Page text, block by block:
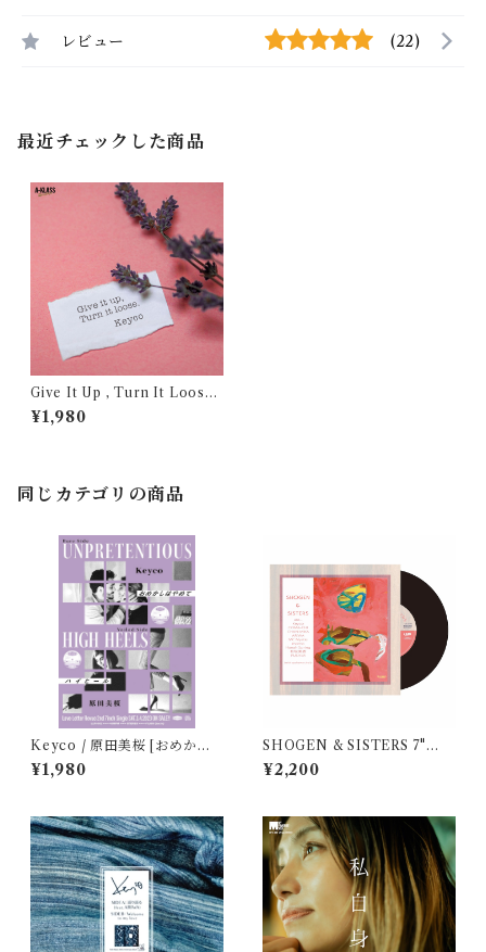
レビュー (22)
最近チェックした商品
Give It Up , Turn It Loose
カバー(7inch vinyl)
¥1,980
同じカテゴリの商品
Keyco / 原田美桜 [おめかし
はやめて / ハイヒール] (7inch
vinyl)
¥1,980
SHOGEN & SISTERS 7"
「サーモンピンク／アヤハワ
」(7inch vinyl)
¥2,200